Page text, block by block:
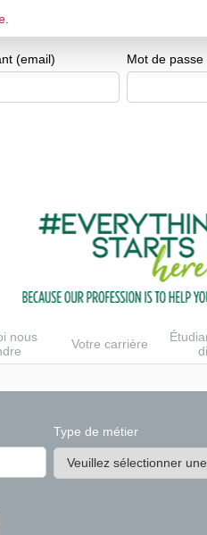
CANDIDAT
(email) Mot de passe
nous
Votre carrière
Type de métier